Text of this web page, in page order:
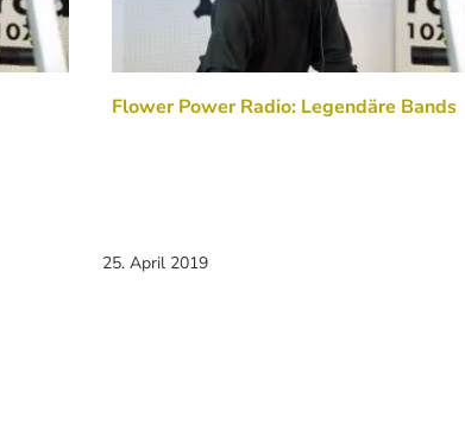
Flower Power Radio: Legendäre Bands
25. April 2019